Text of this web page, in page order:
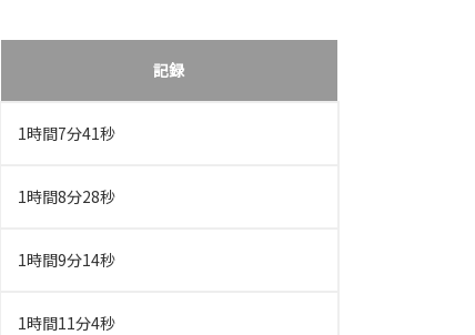
記録
1時間7分41秒
1時間8分28秒
1時間9分14秒
1時間11分4秒